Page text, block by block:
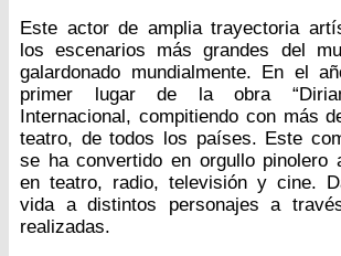
Este actor de amplia trayectoria
los escenarios más grandes del
galardonado mundialmente. En el
primer lugar de la obra
Internacional, compitiendo con más
teatro, de todos los países. Este
se ha convertido en orgullo pinolero
en teatro, radio, televisión y cine.
vida a distintos personajes a
realizadas.